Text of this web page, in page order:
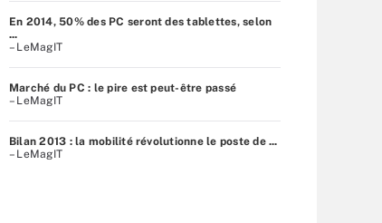
En 2014, 50% des PC seront des tablettes, selon
...
– LeMagIT
Marché du PC : le pire est peut-être passé
– LeMagIT
Bilan 2013 : la mobilité révolutionne le poste de ...
– LeMagIT